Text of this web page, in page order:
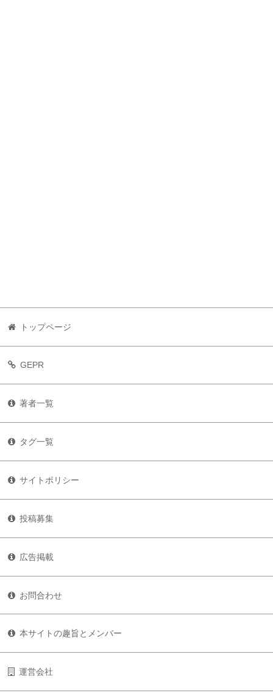
トップページ
GEPR
著者一覧
タグ一覧
サイトポリシー
投稿募集
広告掲載
お問合わせ
本サイトの趣旨とメンバー
運営会社